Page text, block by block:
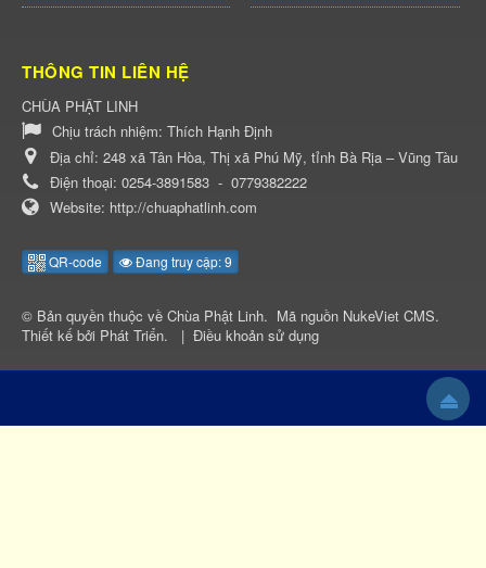
THÔNG TIN LIÊN HỆ
CHÙA PHẬT LINH
Chịu trách nhiệm: Thích Hạnh Định
Địa chỉ: 248 xã Tân Hòa, Thị xã Phú Mỹ, tỉnh Bà Rịa – Vũng Tàu
Điện thoại: 0254-3891583 - 0779382222
Website: http://chuaphatlinh.com
QR-code Đang truy cập: 9
© Bản quyền thuộc về Chùa Phật Linh. Mã nguồn NukeViet CMS.
Thiết kế bởi Phát Triển. | Điều khoản sử dụng